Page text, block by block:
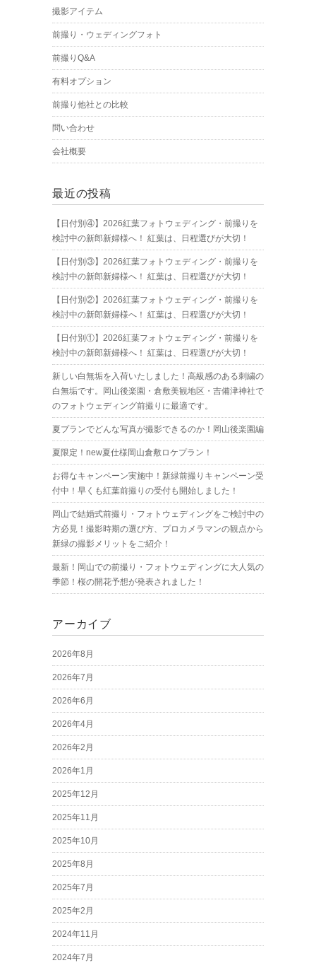
撮影アイテム
前撮り・ウェディングフォト
前撮りQ&A
有料オプション
前撮り他社との比較
問い合わせ
会社概要
最近の投稿
【日付別④】2026紅葉フォトウェディング・前撮りを
検討中の新郎新婦様へ！ 紅葉は、日程選びが大切！
【日付別③】2026紅葉フォトウェディング・前撮りを
検討中の新郎新婦様へ！ 紅葉は、日程選びが大切！
【日付別②】2026紅葉フォトウェディング・前撮りを
検討中の新郎新婦様へ！ 紅葉は、日程選びが大切！
【日付別①】2026紅葉フォトウェディング・前撮りを
検討中の新郎新婦様へ！ 紅葉は、日程選びが大切！
新しい白無垢を入荷いたしました！高級感のある刺繍の
白無垢です。岡山後楽園・倉敷美観地区・吉備津神社で
のフォトウェディング前撮りに最適です。
夏プランでどんな写真が撮影できるのか！岡山後楽園編
夏限定！new夏仕様岡山倉敷ロケプラン！
お得なキャンペーン実施中！新緑前撮りキャンペーン受
付中！早くも紅葉前撮りの受付も開始しました！
岡山で結婚式前撮り・フォトウェディングをご検討中の
方必見！撮影時期の選び方、プロカメラマンの観点から
新緑の撮影メリットをご紹介！
最新！岡山での前撮り・フォトウェディングに大人気の
季節！桜の開花予想が発表されました！
アーカイブ
2026年8月
2026年7月
2026年6月
2026年4月
2026年2月
2026年1月
2025年12月
2025年11月
2025年10月
2025年8月
2025年7月
2025年2月
2024年11月
2024年7月